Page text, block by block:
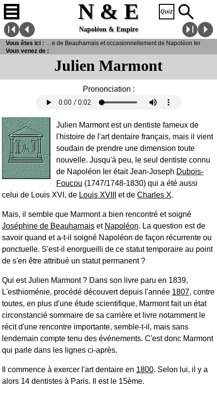
N & E
Napoléon & Empire
Julien Marmont
Prononciation :
Julien Marmont est un dentiste fameux de
l'histoire de l'art dentaire français, mais il vient
soudain de prendre une dimension toute
nouvelle. Jusqu'à peu, le seul dentiste connu
de Napoléon Ier était Jean-Joseph Dubois-
Foucou (1747/1748-1830) qui a été aussi
celui de Louis XVI, de Louis XVIII et de Charles X.
Mais, il semble que Marmont a bien rencontré et soigné
Joséphine de Beauharnais et Napoléon. La question est de
savoir quand et a-t-il soigné Napoléon de façon récurrente ou
ponctuelle. S'est-il enorgueilli de ce statut temporaire au point
de s'en être attribué un statut permanent ?
Qui est Julien Marmont ? Dans son livre paru en 1839,
L'esthioménie, procédé découvert depuis l'année 1807, contre
toutes, en plus d'une étude scientifique, Marmont fait un état
circonstancié sommaire de sa carrière et livre notamment le
récit d'une rencontre importante, semble-t-il, mais sans
lendemain compte tenu des événements. C'est donc Marmont
qui parle dans les lignes ci-après.
Il commence à exercer l'art dentaire en 1800. Selon lui, il y a
alors 14 dentistes à Paris. Il est le 15ème.
Vous êtes ici :
> Marmont, Julien - Dentiste de Joséphine de Beauharnais et occasionnellement de Napoléon Ier
Vous venez de :